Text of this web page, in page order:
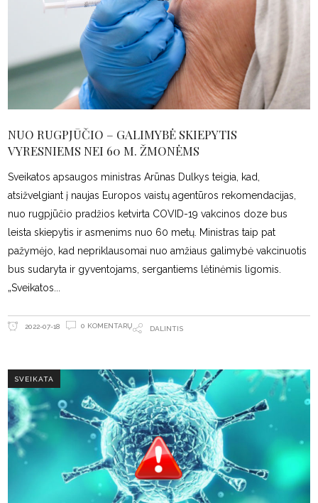
NUO RUGPJŪČIO – GALIMYBĖ SKIEPYTIS
VYRESNIEMS NEI 60 M. ŽMONĖMS
Sveikatos apsaugos ministras Arūnas Dulkys teigia, kad,
atsižvelgiant į naujas Europos vaistų agentūros rekomendacijas,
nuo rugpjūčio pradžios ketvirta COVID-19 vakcinos doze bus
leista skiepytis ir asmenims nuo 60 metų. Ministras taip pat
pažymėjo, kad nepriklausomai nuo amžiaus galimybė vakcinuotis
bus sudaryta ir gyventojams, sergantiems lėtinėmis ligomis.
„Sveikatos
2022-07-18 0 KOMENTARŲ DALINTIS
SVEIKATA